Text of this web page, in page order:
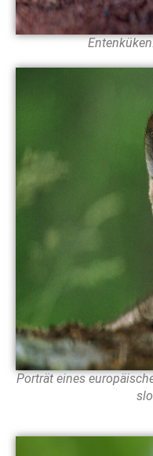
Porträt eines